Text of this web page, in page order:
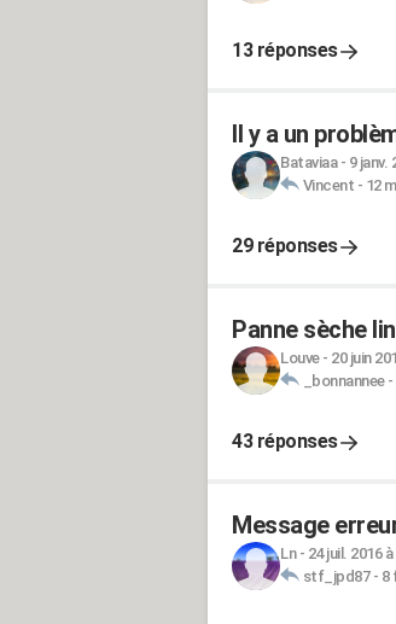
13 réponses
Il y a un
Bataviaa- 9 janv.
Vincent - 12
29 réponses
Panne sèche
Louve- 20 juin
_bonnannee-
43 réponses
Message
Ln- 24 juil. 2016 à
stf_jpd87- 8